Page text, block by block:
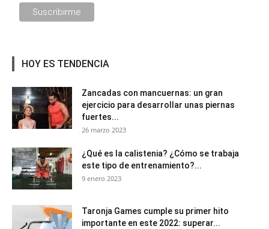
HOY ES TENDENCIA
Zancadas con mancuernas: un gran
ejercicio para desarrollar unas piernas
fuertes...
26 marzo 2023
¿Qué es la calistenia? ¿Cómo se trabaja
este tipo de entrenamiento?...
9 enero 2023
Taronja Games cumple su primer hito
importante en este 2022: superar...